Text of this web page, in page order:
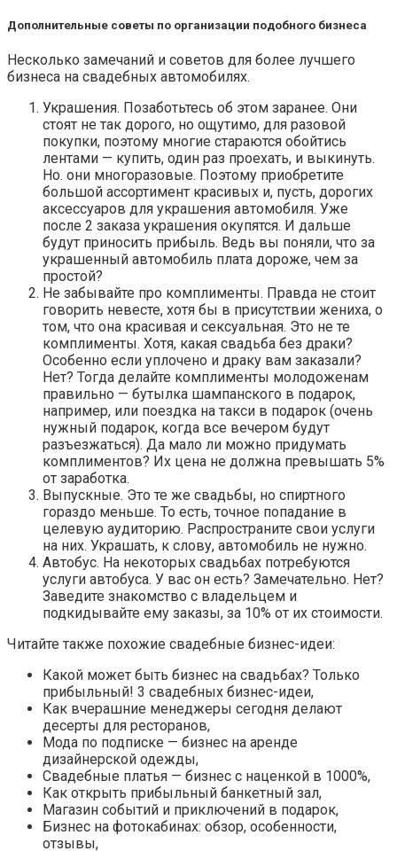
Дополнительные советы по организации подобного бизнеса
Несколько замечаний и советов для более лучшего
бизнеса на свадебных автомобилях.
Украшения. Позаботьтесь об этом заранее. Они
стоят не так дорого, но ощутимо, для разовой
покупки, поэтому многие стараются обойтись
лентами — купить, один раз проехать, и выкинуть.
Но. они многоразовые. Поэтому приобретите
большой ассортимент красивых и, пусть, дорогих
аксессуаров для украшения автомобиля. Уже
после 2 заказа украшения окупятся. И дальше
будут приносить прибыль. Ведь вы поняли, что за
украшенный автомобиль плата дороже, чем за
простой?
Не забывайте про комплименты. Правда не стоит
говорить невесте, хотя бы в присутствии жениха, о
том, что она красивая и сексуальная. Это не те
комплименты. Хотя, какая свадьба без драки?
Особенно если уплочено и драку вам заказали?
Нет? Тогда делайте комплименты молодоженам
правильно — бутылка шампанского в подарок,
например, или поездка на такси в подарок (очень
нужный подарок, когда все вечером будут
разъезжаться). Да мало ли можно придумать
комплиментов? Их цена не должна превышать 5%
от заработка.
Выпускные. Это те же свадьбы, но спиртного
гораздо меньше. То есть, точное попадание в
целевую аудиторию. Распространите свои услуги
на них. Украшать, к слову, автомобиль не нужно.
Автобус. На некоторых свадьбах потребуются
услуги автобуса. У вас он есть? Замечательно. Нет?
Заведите знакомство с владельцем и
подкидывайте ему заказы, за 10% от их стоимости.
Читайте также похожие свадебные бизнес-идеи:
Какой может быть бизнес на свадьбах? Только
прибыльный! 3 свадебных бизнес-идеи,
Как вчерашние менеджеры сегодня делают
десерты для ресторанов,
Мода по подписке — бизнес на аренде
дизайнерской одежды,
Свадебные платья — бизнес с наценкой в 1000%,
Как открыть прибыльный банкетный зал,
Магазин событий и приключений в подарок,
Бизнес на фотокабинах: обзор, особенности,
отзывы,